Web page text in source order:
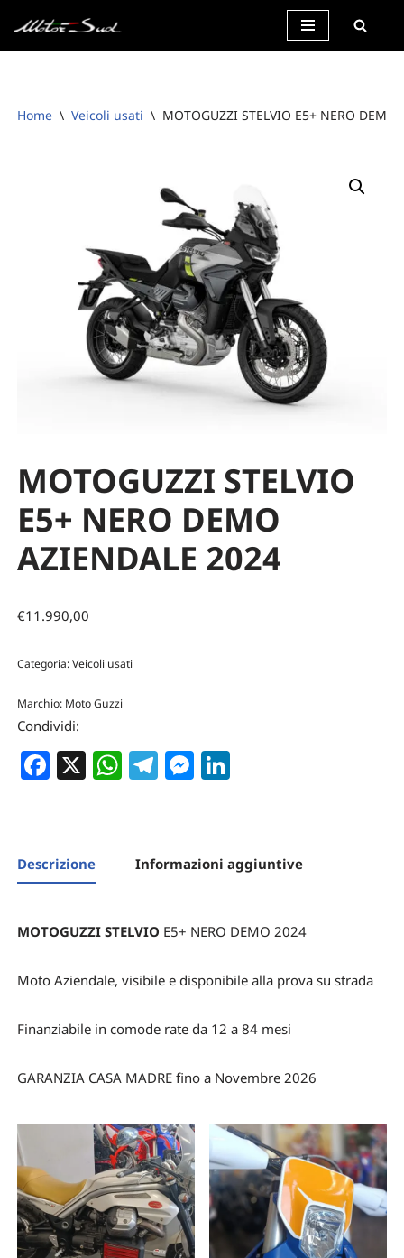
Vai
Home \ Veicoli usati \ MOTOGUZZI STELVIO E5+ NERO DEMO
MOTOGUZZI STELVIO
E5+ NERO DEMO
AZIENDALE 2024
€11.990,00
Categoria:Veicoli usati
Marchio: Moto Guzzi
Condividi:
Facebook
X WhatsApp
Telegram
Messenger
Descrizione Informazioni aggiuntive
MOTOGUZZI STELVIO E5+ NERO DEMO 2024
Moto Aziendale, visibile e disponibile alla prova su strada
Finanziabile in comode rate da 12 a 84 mesi
GARANZIA CASA MADRE fino a Novembre 2026